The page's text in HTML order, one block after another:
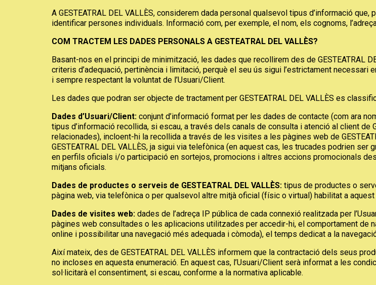
A GESTEATRAL DEL VALLÈS, considerem dada personal qualsevol tipus d’informació
identificar persones individuals. Informació com, per exemple, el nom, els cognoms,
COM TRACTEM LES DADES PERSONALS A GESTEATRAL DEL VALLÈS?
Basant-nos en el principi de minimització, les dades que recollirem des de GESTEATRAL
criteris d’adequació, pertinència i limitació, perquè el seu ús sigui l’estrictament
i sempre respectant la voluntat de l’Usuari/Client.
Les dades que podran ser objecte de tractament per GESTEATRAL DEL VALLÈS es
Dades d’Usuari/Client: conjunt d’informació format per les dades de contacte (com ara
tipus d’informació recollida, si escau, a través dels canals de consulta i atenció al client de
relacionades), incloent-hi la recollida a través de les visites a les pàgines web de
GESTEATRAL DEL VALLÈS, ja sigui via telefònica (en aquest cas, les trucades podrien
en perfils oficials i/o participació en sortejos, promocions i altres accions promocionals
mitjans oficials.
Dades de productes o serveis de GESTEATRAL DEL VALLÈS: tipus de productes o
pàgina web, via telefònica o per qualsevol altre mitjà oficial (físic o virtual) habilitat a
Dades de visites web: dades de l’adreça IP pública de cada connexió realitzada per
pàgines web consultades o les aplicacions utilitzades per accedir-hi, el comportament de
online i possibilitar una navegació més adequada i còmoda), el temps dedicat a la
Així mateix, des de GESTEATRAL DEL VALLÈS informem que la contractació dels seus
no incloses en aquesta enumeració. En aquest cas, l’Usuari/Client serà informat a les
sol·licitarà el consentiment, si escau, conforme a la normativa aplicable.